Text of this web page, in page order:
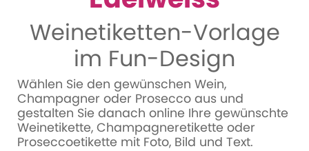
Weinetiketten-Vorlage
im Fun-Design
Wählen Sie den gewünschen Wein,
Champagner oder Prosecco aus und
gestalten Sie danach online Ihre gewünschte
Weinetikette, Champagneretikette oder
Proseccoetikette mit Foto, Bild und Text.